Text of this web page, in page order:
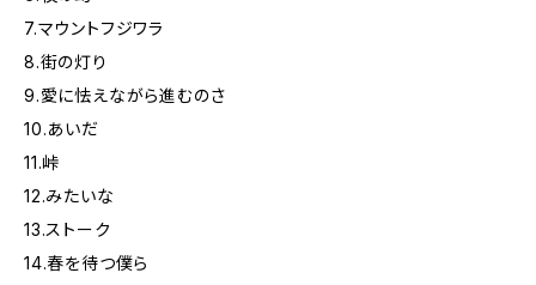
7.マウントフジワラ
8.街の灯り
9.愛に怯えながら進むのさ
10.あいだ
11.峠
12.みたいな
13.ストーク
14.春を待つ僕ら